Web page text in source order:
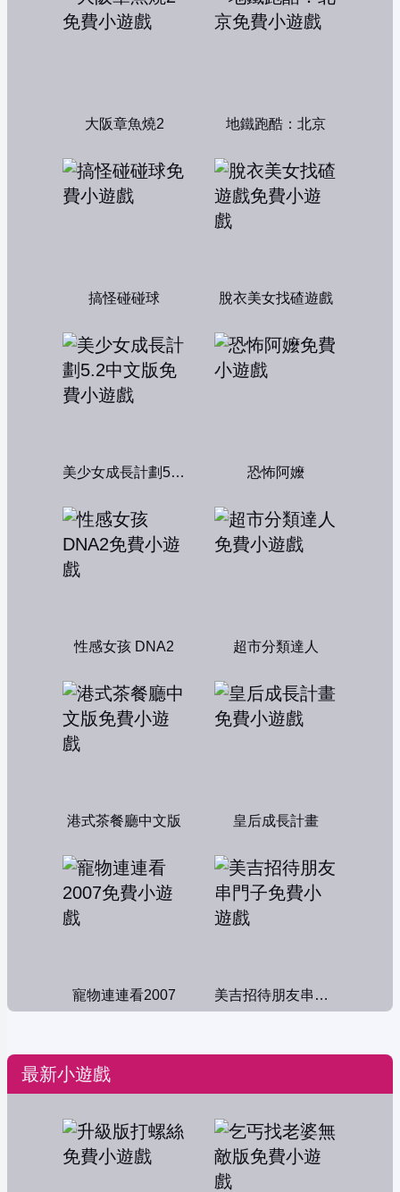
大阪章魚燒2 地鐵跑酷：北京
搞怪碰碰球 脫衣美女找碴遊戲
美少女成長計劃5.2中文版 恐怖阿嬤
性感女孩 DNA2 超市分類達人
港式茶餐廳中文版 皇后成長計畫
寵物連連看2007 美吉招待朋友串門子
最新小遊戲